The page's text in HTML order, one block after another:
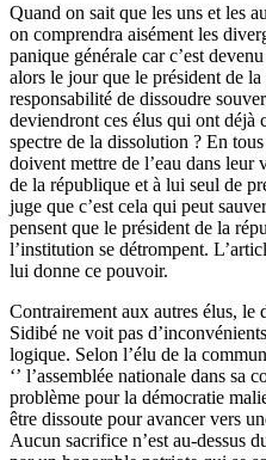
Quand on sait que les uns et les
on comprendra aisément les
panique générale car c’est
alors le jour que le président de
responsabilité de dissoudre
deviendront ces élus qui ont déjà
spectre de la dissolution ? En
doivent mettre de l’eau dans leur
de la république et à lui seul de
juge que c’est cela qui peut
pensent que le président de la
l’institution se détrompent.
lui donne ce pouvoir.
Contrairement aux autres élus, le
Sidibé ne voit pas
logique. Selon l’élu de la
‘’ l’assemblée nationale dans sa
problème pour la démocratie
être dissoute pour avancer vers
Aucun sacrifice n’est au-dessus